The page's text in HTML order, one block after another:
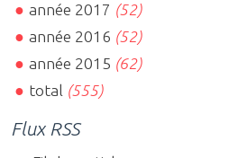
année 2017 (52)
année 2016 (52)
année 2015 (62)
total (555)
Flux RSS